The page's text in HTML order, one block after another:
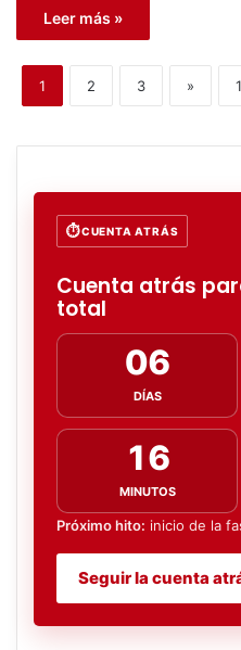
Leer más »
1 2 3 »
CUENTA ATRÁS
Cuenta atrás
total
06
DÍAS
16
MINUTOS
Próximo hito: inicio de la
Seguir la cuenta